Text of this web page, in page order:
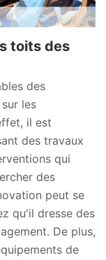
toits des
des
les
il est
des travaux
qui
des
peut se
qu'il dresse des
De plus,
de